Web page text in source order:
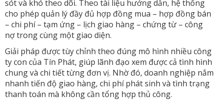
sót và khó theo dõi. Theo tài liệu hướng dẫn, hệ thống
cho phép quản lý đầy đủ hợp đồng mua – hợp đồng bán
– chi phí – tạm ứng – lịch giao hàng – chứng từ – công
nợ trong cùng một giao diện.
Giải pháp được tùy chỉnh theo đúng mô hình nhiều công
ty con của Tín Phát, giúp lãnh đạo xem được cả tình hình
chung và chi tiết từng đơn vị. Nhờ đó, doanh nghiệp nắm
nhanh tiến độ giao hàng, chi phí phát sinh và tình trạng
thanh toán mà không cần tổng hợp thủ công.